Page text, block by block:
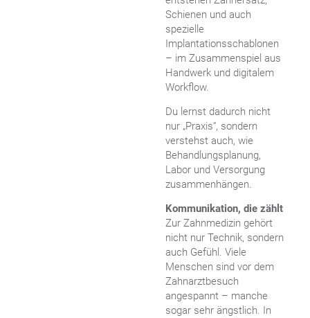
Schienen und auch
spezielle
Implantationsschablonen
– im Zusammenspiel aus
Handwerk und digitalem
Workflow.
Du lernst dadurch nicht
nur „Praxis“, sondern
verstehst auch, wie
Behandlungsplanung,
Labor und Versorgung
zusammenhängen.
Kommunikation, die zählt
Zur Zahnmedizin gehört
nicht nur Technik, sondern
auch Gefühl. Viele
Menschen sind vor dem
Zahnarztbesuch
angespannt – manche
sogar sehr ängstlich. In